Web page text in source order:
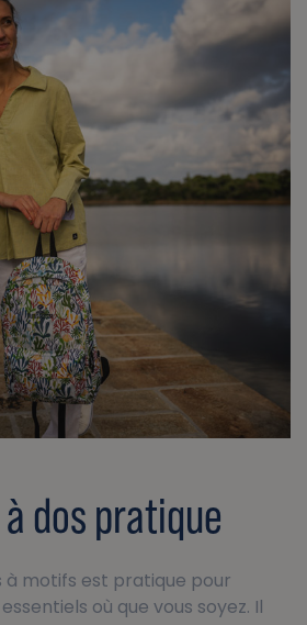
à dos pratique
à motifs est pratique pour
où que vous soyez. Il